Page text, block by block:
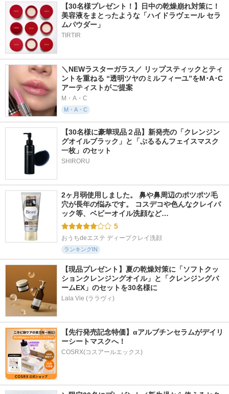
【30名様プレゼント！】日中の乾燥崩れ対策に！
美容液をまとったような「ハイドラヴェール セラ
ムパウダー」
TIRTIR
＼NEWラスターガラス／ リップスティックとティ
ントを重ねる “透明ツヤのミルフィーユ”をM･A･C
アーティストがご提案
M・A・C
M・A・C
【30名様に豪華現品２品】新発売の「クレンジン
グオイルブラック」と「ぷるるんフェイスマスク
一枚」のセット
SHIRORU
2ヶ月弱使用しました。 鼻や鼻周辺のポツポツ毛
穴が長年の悩みです。 コスデコや色んなクレイパ
ック等、ベビーオイル洗顔など…
5
おうちdeエステ ディープクレイ洗顔
ランキングIN
【現品プレゼント】夏の乾燥対策に「ソフトクッ
ションクレンジングオイル」と「クレンジングバ
ームEX」のセットを30名様に
Lala Vie (ララヴィ)
【先行発売記念特価】αアルブチンセラムがデイリ
ーシートマスクへ！
COSRX(コスアールエックス)